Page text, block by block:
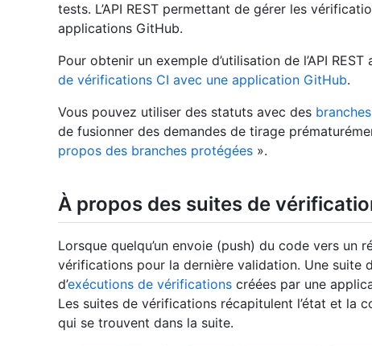
tests. L’API REST permettant de gérer les
applications GitHub.
Pour obtenir un exemple d’utilisation de l’API
de vérifications CI avec une application GitHub.
Vous pouvez utiliser des statuts avec des
de fusionner des demandes de tirage
propos des branches protégées ».
À propos des suites de
Lorsque quelqu’un envoie (push) du code vers un
vérifications pour la dernière validation. Une suite
d’exécutions de vérifications créées par une
Les suites de vérifications récapitulent l’état et la
qui se trouvent dans la suite.